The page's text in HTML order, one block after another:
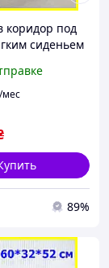
коридор под
сиденьем
темно-
полка для
/мес
89%